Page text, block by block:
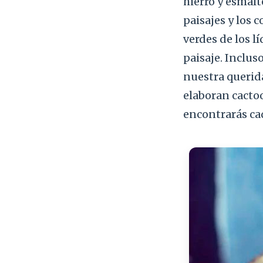
paisajes y los
verdes de los
paisaje.
nuestra
elaboran
encontrarás